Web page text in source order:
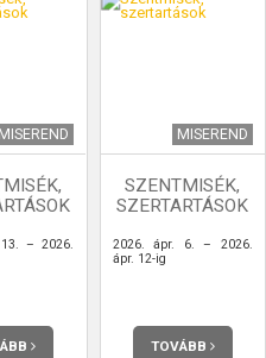
MISEREND
– 2026.
MISEREND
SZENTMISÉK,
SZERTARTÁSOK
2026. ápr. 6. – 2026.
ápr. 12-ig
TOVÁBB